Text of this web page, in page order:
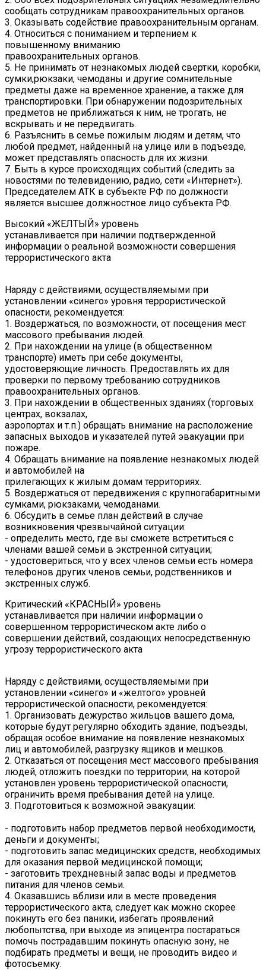
сообщать сотрудникам правоохранительных органов.
3. Оказывать содействие правоохранительным органам.
4. Относиться с пониманием и терпением к
повышенному вниманию
правоохранительных органов.
5. Не принимать от незнакомых людей свертки, коробки,
сумки,рюкзаки, чемоданы и другие сомнительные
предметы даже на временное хранение, а также для
транспортировки. При обнаружении подозрительных
предметов не приближаться к ним, не трогать, не
вскрывать и не передвигать.
6. Разъяснить в семье пожилым людям и детям, что
любой предмет, найденный на улице или в подъезде,
может представлять опасность для их жизни.
7. Быть в курсе происходящих событий (следить за
новостями по телевидению, радио, сети «Интернет»).
Председателем АТК в субъекте РФ по должности
является высшее должностное лицо субъекта РФ.
Высокий «ЖЕЛТЫЙ» уровень
устанавливается при наличии подтвержденной
информации о реальной возможности совершения
террористического акта
Наряду с действиями, осуществляемыми при
установлении «синего» уровня террористической
опасности, рекомендуется:
1. Воздержаться, по возможности, от посещения мест
массового пребывания людей.
2. При нахождении на улице (в общественном
транспорте) иметь при себе документы,
удостоверяющие личность. Предоставлять их для
проверки по первому требованию сотрудников
правоохранительных органов.
3. При нахождении в общественных зданиях (торговых
центрах, вокзалах,
аэропортах и т.п.) обращать внимание на расположение
запасных выходов и указателей путей эвакуации при
пожаре.
4. Обращать внимание на появление незнакомых людей
и автомобилей на
прилегающих к жилым домам территориях.
5. Воздержаться от передвижения с крупногабаритными
сумками, рюкзаками, чемоданами.
6. Обсудить в семье план действий в случае
возникновения чрезвычайной ситуации:
- определить место, где вы сможете встретиться с
членами вашей семьи в экстренной ситуации;
- удостовериться, что у всех членов семьи есть номера
телефонов других членов семьи, родственников и
экстренных служб.
Критический «КРАСНЫЙ» уровень
устанавливается при наличии информации о
совершенном террористическом акте либо о
совершении действий, создающих непосредственную
угрозу террористического акта
Наряду с действиями, осуществляемыми при
установлении «синего» и «желтого» уровней
террористической опасности, рекомендуется:
1. Организовать дежурство жильцов вашего дома,
которые будут регулярно обходить здание, подъезды,
обращая особое внимание на появление незнакомых
лиц и автомобилей, разгрузку ящиков и мешков.
2. Отказаться от посещения мест массового пребывания
людей, отложить поездки по территории, на которой
установлен уровень террористической опасности,
ограничить время пребывания детей на улице.
3. Подготовиться к возможной эвакуации:
- подготовить набор предметов первой необходимости,
деньги и документы;
- подготовить запас медицинских средств, необходимых
для оказания первой медицинской помощи;
- заготовить трехдневный запас воды и предметов
питания для членов семьи.
4. Оказавшись вблизи или в месте проведения
террористического акта, следует как можно скорее
покинуть его без паники, избегать проявлений
любопытства, при выходе из эпицентра постараться
помочь пострадавшим покинуть опасную зону, не
подбирать предметы и вещи, не проводить видео и
фотосъемку.